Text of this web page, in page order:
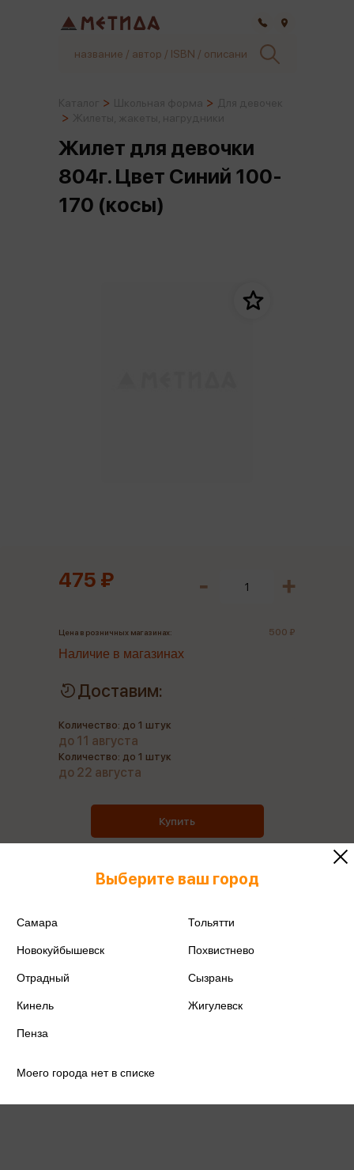
Жилет для девочки
804г. Цвет Синий 100-
170 (косы)
475 ₽
Цена в розничных магазинах: 500 ₽
Наличие в магазинах
Доставим:
Количество: до 1 штук
до 11 августа
Количество: до 1 штук
до 22 августа
Купить
Поделиться
Выберите ваш город
Самара Тольятти
Новокуйбышевск Похвистнево
Отрадный Сызрань
Кинель Жигулевск
Пенза
Моего города нет в списке